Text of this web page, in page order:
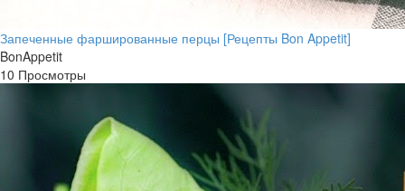
Запеченные фаршированные перцы [Рецепты Bon Appetit]
BonAppetit
10 Просмотры